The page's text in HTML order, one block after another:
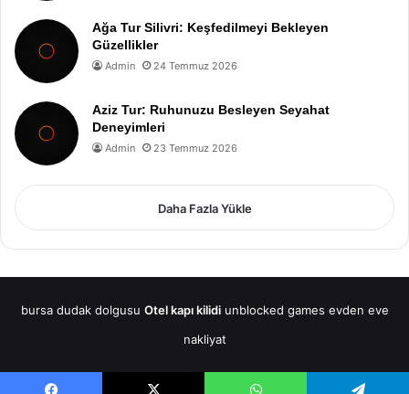
Ağa Tur Silivri: Keşfedilmeyi Bekleyen
Güzellikler
Admin 24 Temmuz 2026
Aziz Tur: Ruhunuzu Besleyen Seyahat
Deneyimleri
Admin 23 Temmuz 2026
Daha Fazla Yükle
bursa dudak dolgusu Otel kapı kilidi unblocked games evden eve
nakliyat